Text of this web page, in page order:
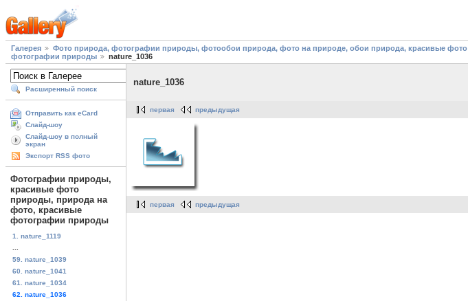
Галерея Фото природа, фотографии природы, фотообои природа, фото на природе, обои природа, красивые фото
фотографии природы
nature_1036
Расширенный поиск
Отправить как eCard
Слайд-шоу
Слайд-шоу в полный
экран
Экспорт RSS фото
Фотографии природы,
красивые фото
природы, природа на
фото, красивые
фотографии природы
1. nature_1119
59. nature_1039
60. nature_1041
61. nature_1034
62. nature_1036
nature_1036
первая предыдущая
первая предыдущая